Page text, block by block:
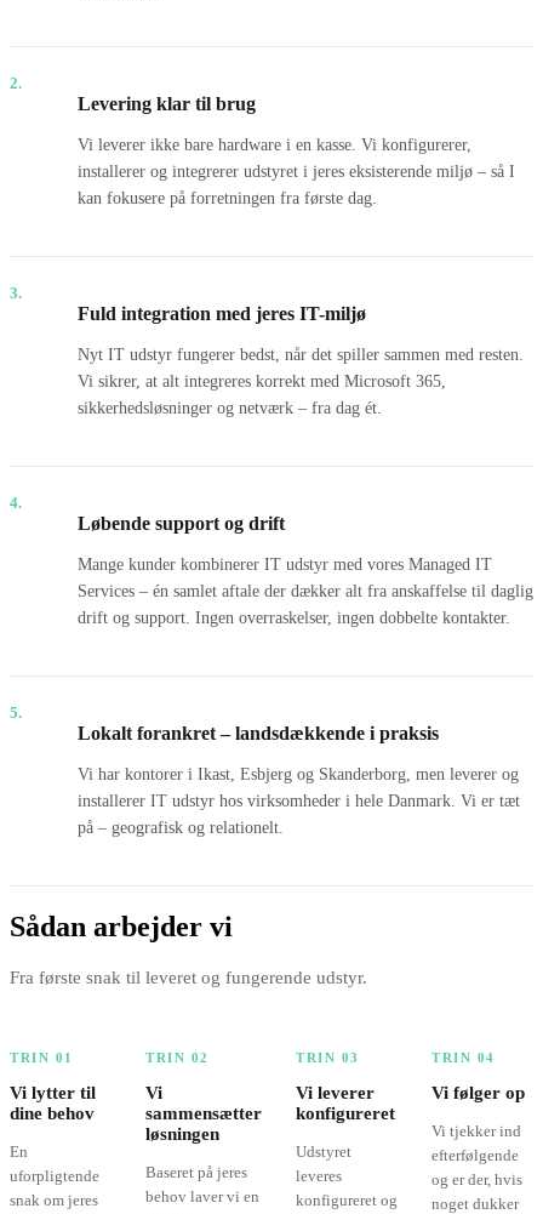
2.
Levering klar til brug
Vi leverer ikke bare hardware i en kasse. Vi konfigurerer,
installerer og integrerer udstyret i jeres eksisterende miljø – så I
kan fokusere på forretningen fra første dag.
3.
Fuld integration med jeres IT-miljø
Nyt IT udstyr fungerer bedst, når det spiller sammen med resten.
Vi sikrer, at alt integreres korrekt med Microsoft 365,
sikkerhedsløsninger og netværk – fra dag ét.
4.
Løbende support og drift
Mange kunder kombinerer IT udstyr med vores Managed IT
Services – én samlet aftale der dækker alt fra anskaffelse til daglig
drift og support. Ingen overraskelser, ingen dobbelte kontakter.
5.
Lokalt forankret – landsdækkende i praksis
Vi har kontorer i Ikast, Esbjerg og Skanderborg, men leverer og
installerer IT udstyr hos virksomheder i hele Danmark. Vi er tæt
på – geografisk og relationelt.
Sådan arbejder vi
Fra første snak til leveret og fungerende udstyr.
TRIN 01
Vi lytter til
dine behov
En
uforpligtende
snak om jeres
TRIN 02
Vi
sammensætter
løsningen
Baseret på jeres
behov laver vi en
TRIN 03
Vi leverer
konfigureret
Udstyret
leveres
konfigureret og
TRIN 04
Vi følger op
Vi tjekker ind
efterfølgende
og er der, hvis
noget dukker